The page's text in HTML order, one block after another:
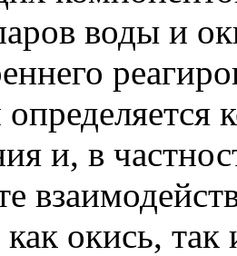
воды и
и, в
как окись,